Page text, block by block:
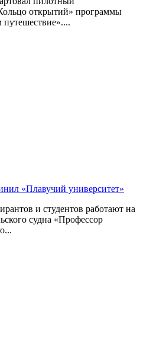
открытий» программы
«Плавучий университет»
и студентов работают на
судна «Профессор